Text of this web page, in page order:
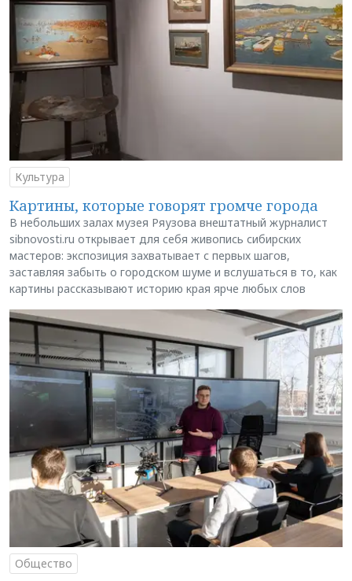
Культура
Картины, которые говорят громче города
В небольших залах музея Ряузова внештатный журналист
sibnovosti.ru открывает для себя живопись сибирских
мастеров: экспозиция захватывает с первых шагов,
заставляя забыть о городском шуме и вслушаться в то, как
картины рассказывают историю края ярче любых слов
Общество